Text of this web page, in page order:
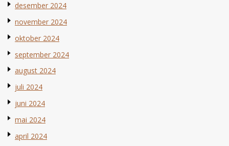
desember 2024
november 2024
oktober 2024
september 2024
august 2024
juli 2024
juni 2024
mai 2024
april 2024